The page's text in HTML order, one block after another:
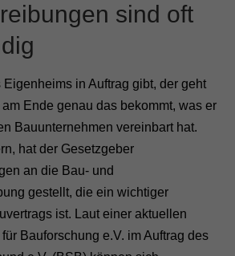
sind oft
in Auftrag gibt, der geht
Ende genau das bekommt, was er
Bauunternehmen vereinbart hat.
hat der Gesetzgeber
an die Bau- und
gestellt, die ein wichtiger
ist. Laut einer aktuellen
Bauforschung e.V. im Auftrag des